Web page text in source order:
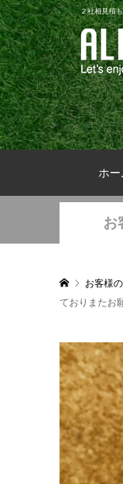
２社相見積
ホー
お
お客様
ておりまたお